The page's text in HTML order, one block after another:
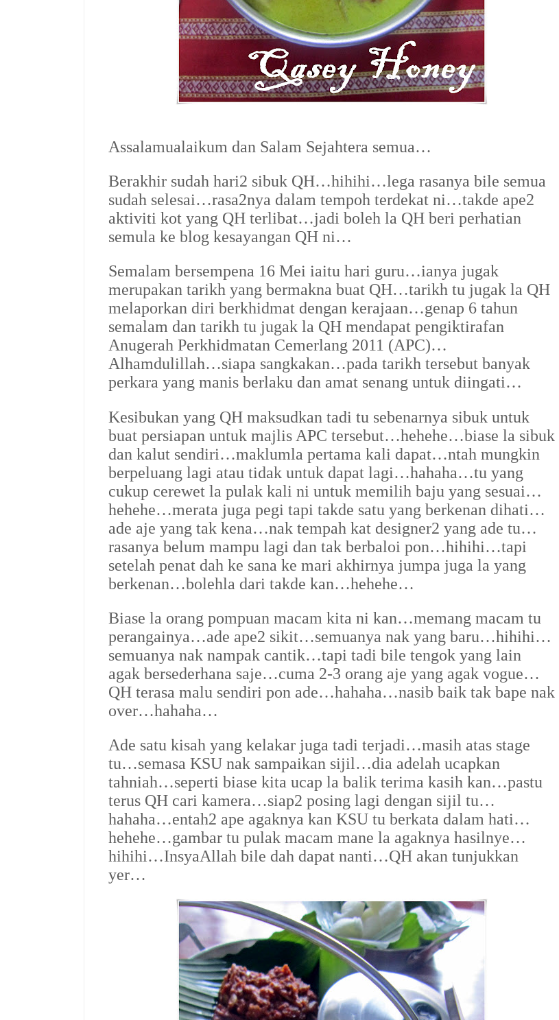
Assalamualaikum dan Salam Sejahtera semua…
Berakhir sudah hari2 sibuk QH…hihihi…lega rasanya bile semua
sudah selesai…rasa2nya dalam tempoh terdekat ni…takde ape2
aktiviti kot yang QH terlibat…jadi boleh la QH beri perhatian
semula ke blog kesayangan QH ni…
Semalam bersempena 16 Mei iaitu hari guru…ianya jugak
merupakan tarikh yang bermakna buat QH…tarikh tu jugak la QH
melaporkan diri berkhidmat dengan kerajaan…genap 6 tahun
semalam dan tarikh tu jugak la QH mendapat pengiktirafan
Anugerah Perkhidmatan Cemerlang 2011 (APC)…
Alhamdulillah…siapa sangkakan…pada tarikh tersebut banyak
perkara yang manis berlaku dan amat senang untuk diingati…
Kesibukan yang QH maksudkan tadi tu sebenarnya sibuk untuk
buat persiapan untuk majlis APC tersebut…hehehe…biase la sibuk
dan kalut sendiri…maklumla pertama kali dapat…ntah mungkin
berpeluang lagi atau tidak untuk dapat lagi…hahaha…tu yang
cukup cerewet la pulak kali ni untuk memilih baju yang sesuai…
hehehe…merata juga pegi tapi takde satu yang berkenan dihati…
ade aje yang tak kena…nak tempah kat designer2 yang ade tu…
rasanya belum mampu lagi dan tak berbaloi pon…hihihi…tapi
setelah penat dah ke sana ke mari akhirnya jumpa juga la yang
berkenan…bolehla dari takde kan…hehehe…
Biase la orang pompuan macam kita ni kan…memang macam tu
perangainya…ade ape2 sikit…semuanya nak yang baru…hihihi…
semuanya nak nampak cantik…tapi tadi bile tengok yang lain
agak bersederhana saje…cuma 2-3 orang aje yang agak vogue…
QH terasa malu sendiri pon ade…hahaha…nasib baik tak bape nak
over…hahaha…
Ade satu kisah yang kelakar juga tadi terjadi…masih atas stage
tu…semasa KSU nak sampaikan sijil…dia adelah ucapkan
tahniah…seperti biase kita ucap la balik terima kasih kan…pastu
terus QH cari kamera…siap2 posing lagi dengan sijil tu…
hahaha…entah2 ape agaknya kan KSU tu berkata dalam hati…
hehehe…gambar tu pulak macam mane la agaknya hasilnye…
hihihi…InsyaAllah bile dah dapat nanti…QH akan tunjukkan
yer…